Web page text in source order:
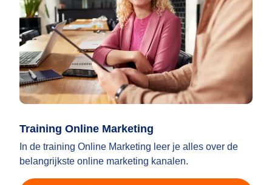
Training Online Marketing
In de training Online Marketing leer je alles over de
belangrijkste online marketing kanalen.